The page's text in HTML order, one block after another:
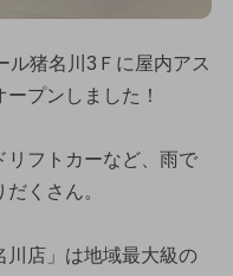
ル猪名川3Ｆに屋内アス
ープンしました！
リフトカーなど、雨で
くさん。
川店」は地域最大級の